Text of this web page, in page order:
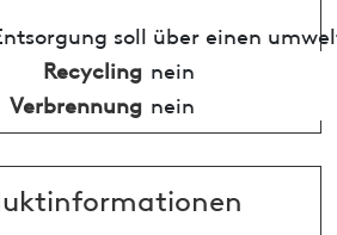
soll über einen
Recycling nein
Verbrennung nein